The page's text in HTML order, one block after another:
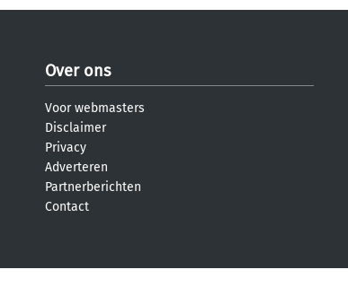
Over ons
Voor webmasters
Disclaimer
Privacy
Adverteren
Partnerberichten
Contact